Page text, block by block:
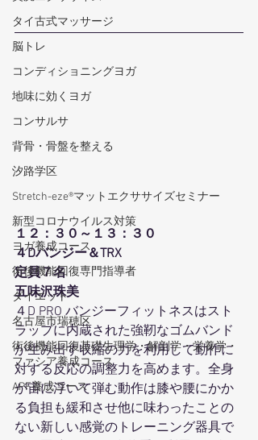
タイ古式マッサージ
脳トレ
コンディショニングヨガ
地味に効くヨガ
コンサルサ
背骨・骨盤を整える
汐路学区
Stretch-eze®マットエクササイズセミナー
新型コロナウイルス対策
ヨガ養成コース
術後機能回復専門指導者
ダイエット
名古屋市瑞穂区
術後機能回復基礎生理学・解剖学・栄養学・
ファシア養成コース
APF養成コース
１２：３０～１３：３０
４Dバンジー＆TRX
定員７名
五味沢珠美
４D PRO バンジーフィットネスはスト
ラップに内蔵された強靭なゴムバンド
が生み出す収縮の力を利用して動作に
対する反応の調整力を高めます。全身
が宙に浮いて弾む動作は膝や腰にかか
る負担も緩和させ他に味わったことの
ない新しい感覚のトレーニング器具で